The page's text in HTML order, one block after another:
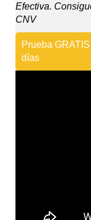
Efectiva.
CNV
Prueba
días